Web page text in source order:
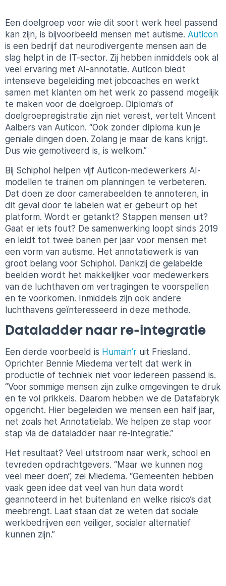
Een doelgroep voor wie dit soort werk heel passend
kan zijn, is bijvoorbeeld mensen met autisme. Auticon
is een bedrijf dat neurodivergente mensen aan de
slag helpt in de IT-sector. Zij hebben inmiddels ook al
veel ervaring met AI-annotatie. Auticon biedt
intensieve begeleiding met jobcoaches en werkt
samen met klanten om het werk zo passend mogelijk
te maken voor de doelgroep. Diploma’s of
doelgroepregistratie zijn niet vereist, vertelt Vincent
Aalbers van Auticon. “Ook zonder diploma kun je
geniale dingen doen. Zolang je maar de kans krijgt.
Dus wie gemotiveerd is, is welkom.”
Bij Schiphol helpen vijf Auticon-medewerkers AI-
modellen te trainen om planningen te verbeteren.
Dat doen ze door camerabeelden te annoteren, in
dit geval door te labelen wat er gebeurt op het
platform. Wordt er getankt? Stappen mensen uit?
Gaat er iets fout? De samenwerking loopt sinds 2019
en leidt tot twee banen per jaar voor mensen met
een vorm van autisme. Het annotatiewerk is van
groot belang voor Schiphol. Dankzij de gelabelde
beelden wordt het makkelijker voor medewerkers
van de luchthaven om vertragingen te voorspellen
en te voorkomen. Inmiddels zijn ook andere
luchthavens geïnteresseerd in deze methode.
Dataladder naar re-integratie
Een derde voorbeeld is Humain’r uit Friesland.
Oprichter Bennie Miedema vertelt dat werk in
productie of techniek niet voor iedereen passend is.
“Voor sommige mensen zijn zulke omgevingen te druk
en te vol prikkels. Daarom hebben we de Datafabryk
opgericht. Hier begeleiden we mensen een half jaar,
net zoals het Annotatielab. We helpen ze stap voor
stap via de dataladder naar re-integratie.”
Het resultaat? Veel uitstroom naar werk, school en
tevreden opdrachtgevers. “Maar we kunnen nog
veel meer doen”, zei Miedema. “Gemeenten hebben
vaak geen idee dat veel van hun data wordt
geannoteerd in het buitenland en welke risico’s dat
meebrengt. Laat staan dat ze weten dat sociale
werkbedrijven een veiliger, socialer alternatief
kunnen zijn.”